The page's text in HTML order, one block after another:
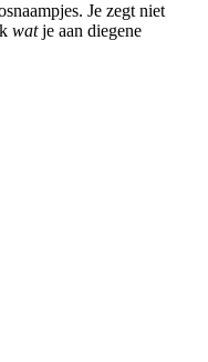
Je zegt niet
watje aan diegene